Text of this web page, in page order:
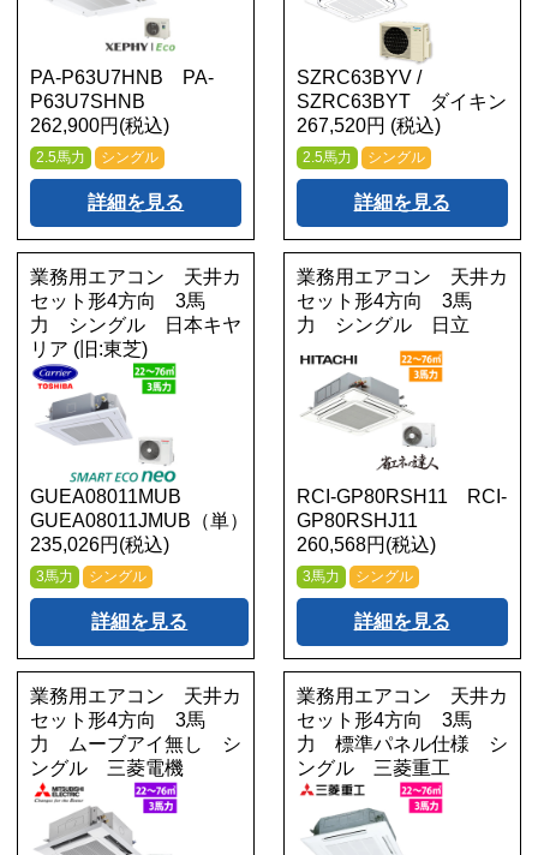
PA-P63U7HNB PA-
P63U7SHNB
262,900円(税込)
2.5馬力 シングル
詳細を見る
SZRC63BYV /
SZRC63BYT ダイキン
267,520円 (税込)
2.5馬力 シングル
詳細を見る
業務用エアコン 天井カ
セット形4方向 3馬
力 シングル 日本キヤ
リア (旧:東芝)
GUEA08011MUB
GUEA08011JMUB（単）
235,026円(税込)
3馬力 シングル
詳細を見る
業務用エアコン 天井カ
セット形4方向 3馬
力 シングル 日立
RCI-GP80RSH11 RCI-
GP80RSHJ11
260,568円(税込)
3馬力 シングル
詳細を見る
業務用エアコン 天井カ
セット形4方向 3馬
力 ムーブアイ無し シ
ングル 三菱電機
業務用エアコン 天井カ
セット形4方向 3馬
力 標準パネル仕様 シ
ングル 三菱重工